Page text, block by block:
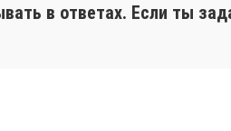
в ответах. Если ты